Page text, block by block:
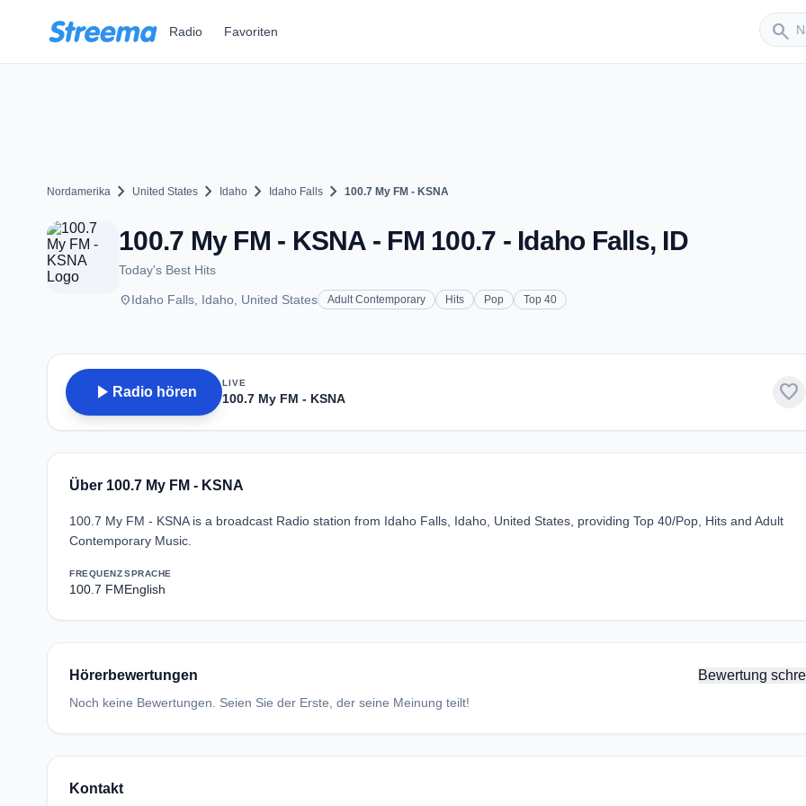
Radio Favoriten search
Nordamerika chevron_right United States chevron_right Idaho chevron_right Idaho Falls chevron_right 100.7 My FM - KSNA
100.7 My FM - KSNA - FM 100.7 - Idaho Falls, ID
Today's Best Hits
placeIdaho Falls, Idaho, United States Adult Contemporary Hits Pop Top 40
play_arrow Radio hören
LIVE
100.7 My FM - KSNA favorite
Über 100.7 My FM - KSNA
100.7 My FM - KSNA is a broadcast Radio station from Idaho Falls, Idaho, United States, providing Top 40/Pop, Hits and Adult
Contemporary Music.
FREQUENZ
100.7 FM
SPRACHE
English
Hörerbewertungen Bewertung
Noch keine Bewertungen. Seien Sie der Erste, der seine Meinung teilt!
Kontakt